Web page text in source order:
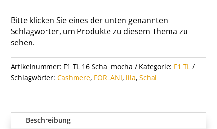
Bitte klicken Sie eines der unten genannten
Schlagwörter, um Produkte zu diesem Thema zu
sehen.
Artikelnummer: F1 TL 16 Schal mocha Kategorie: F1 TL
Schlagwörter: Cashmere, FORLANI, lila, Schal
Beschreibung